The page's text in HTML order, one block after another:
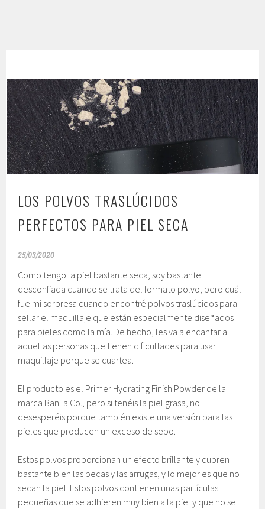
LOS POLVOS TRASLÚCIDOS
PERFECTOS PARA PIEL SECA
25/03/2020
Como tengo la piel bastante seca, soy bastante
desconfiada cuando se trata del formato polvo, pero cuál
fue mi sorpresa cuando encontré polvos traslúcidos para
sellar el maquillaje que están especialmente diseñados
para pieles como la mía. De hecho, les va a encantar a
aquellas personas que tienen dificultades para usar
maquillaje porque se cuartea.
El producto es el Primer Hydrating Finish Powder de la
marca Banila Co., pero si tenéis la piel grasa, no
desesperéis porque también existe una versión para las
pieles que producen un exceso de sebo.
Estos polvos proporcionan un efecto brillante y cubren
bastante bien las pecas y las arrugas, y lo mejor es que no
secan la piel. Estos polvos contienen unas partículas
pequeñas que se adhieren muy bien a la piel y que no se